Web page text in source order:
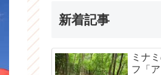
新着記事
ミナ
フ「